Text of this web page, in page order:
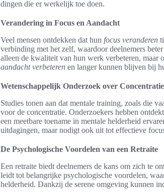
dingen die er werkelijk toe doen.
Verandering in Focus en Aandacht
Veel mensen ontdekken dat hun focus veranderen
verbinding met het zelf, waardoor deelnemers
alleen de kwaliteit van hun werk verbeteren, maar
aandacht verbeteren en langer kunnen blijven bij
Wetenschappelijk Onderzoek over Concentratie
Studies tonen aan dat mentale training, zoals die
voor de concentratie. Onderzoekers hebben
een meetbare toename in mentale helderheid
uitdagingen, maar nodigt ook uit tot effectieve
De Psychologische Voordelen van een Retraite
Een retraite biedt deelnemers de kans om zich te
leidt tot belangrijke psychologische voordelen,
helderheid. Dankzij de serene omgeving kunnen